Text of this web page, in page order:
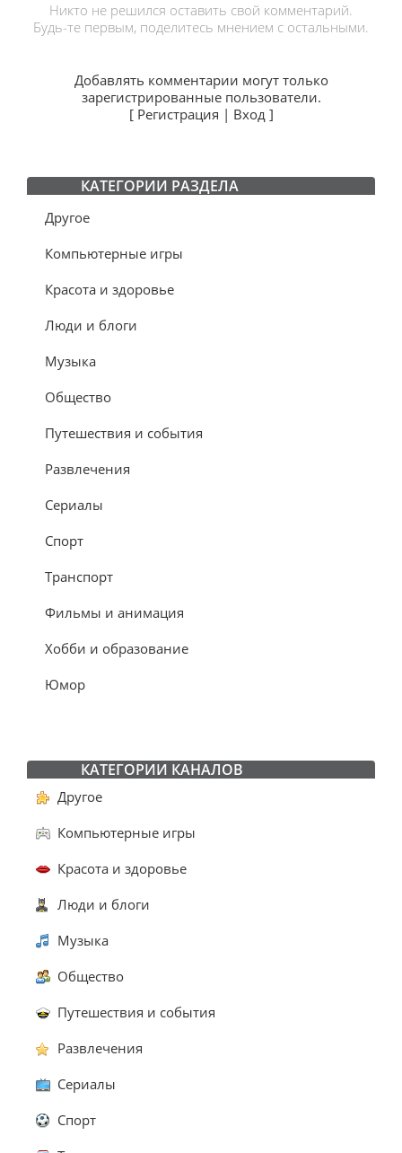
Никто не решился оставить свой комментарий.
Будь-те первым, поделитесь мнением с остальными.
Добавлять комментарии могут только
зарегистрированные пользователи.
[ Регистрация | Вход]
КАТЕГОРИИ РАЗДЕЛА
Другое
Компьютерные игры
Красота и здоровье
Люди и блоги
Музыка
Общество
Путешествия и события
Развлечения
Сериалы
Спорт
Транспорт
Фильмы и анимация
Хобби и образование
Юмор
КАТЕГОРИИ КАНАЛОВ
Другое
Компьютерные игры
Красота и здоровье
Люди и блоги
Музыка
Общество
Путешествия и события
Развлечения
Сериалы
Спорт